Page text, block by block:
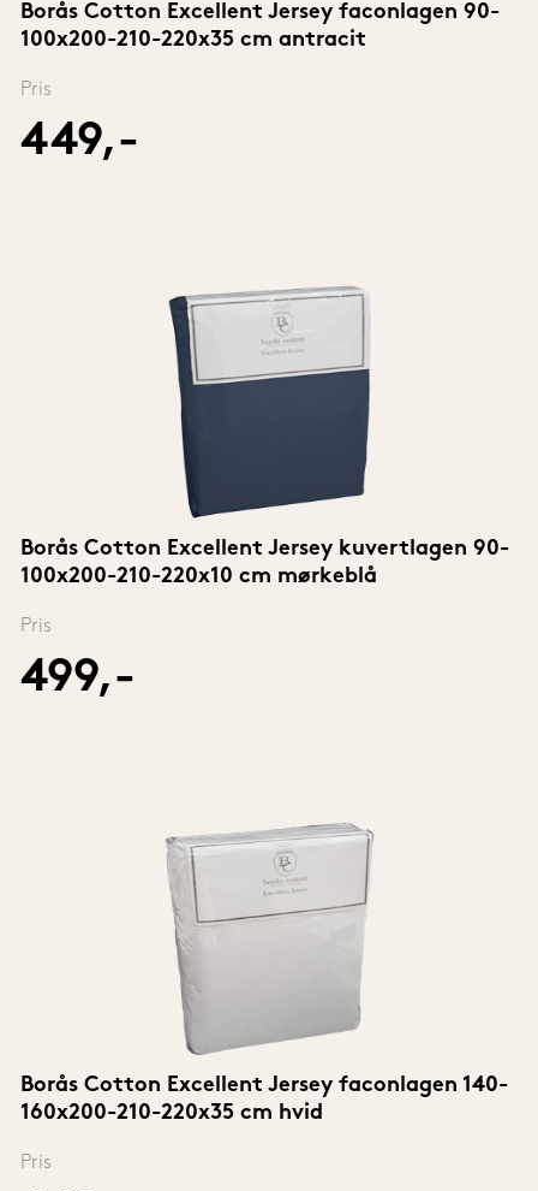
Borås Cotton Excellent Jersey faconlagen 90-
100x200-210-220x35 cm antracit
Pris
449,-
Borås Cotton Excellent Jersey kuvertlagen 90-
100x200-210-220x10 cm mørkeblå
Pris
499,-
Borås Cotton Excellent Jersey faconlagen 140-
160x200-210-220x35 cm hvid
Pris